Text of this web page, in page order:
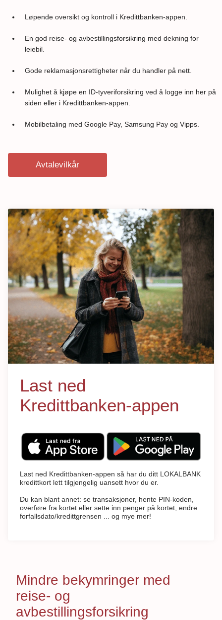
Løpende oversikt og kontroll i Kredittbanken-appen.
En god reise- og avbestillingsforsikring med dekning for
leiebil.
Gode reklamasjonsrettigheter når du handler på nett.
Mulighet å kjøpe en ID-tyveriforsikring ved å logge inn her på
siden eller i Kredittbanken-appen.
Mobilbetaling med Google Pay, Samsung Pay og Vipps.
Avtalevilkår
Last ned
Kredittbanken-appen
Last ned Kredittbanken-appen så har du ditt LOKALBANK
kredittkort lett tilgjengelig uansett hvor du er.
Du kan blant annet: se transaksjoner, hente PIN-koden,
overføre fra kortet eller sette inn penger på kortet, endre
forfallsdato/kredittgrensen ... og mye mer!
Mindre bekymringer med
reise- og
avbestillingsforsikring